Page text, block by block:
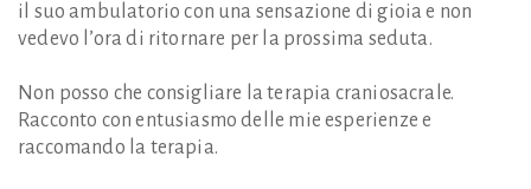
il suo ambulatorio con una sensazione di gioia e non
vedevo l’ora di ritornare per la prossima seduta.
Non posso che consigliare la terapia craniosacrale.
Racconto con entusiasmo delle mie esperienze e
raccomando la terapia.